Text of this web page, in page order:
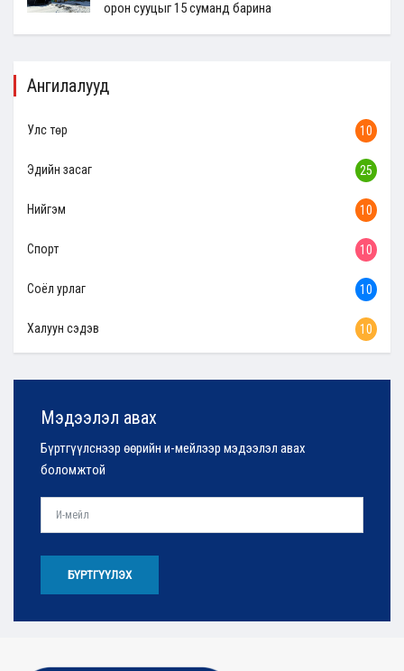
орон сууцыг 15 суманд барина
Ангилалууд
Улс төр 10
Эдийн засаг 25
Нийгэм 10
Спорт 10
Соёл урлаг 10
Халуун сэдэв 10
Мэдээлэл авах
Бүртгүүлснээр өөрийн и-мейлээр мэдээлэл авах
боломжтой
БҮРТГҮҮЛЭХ